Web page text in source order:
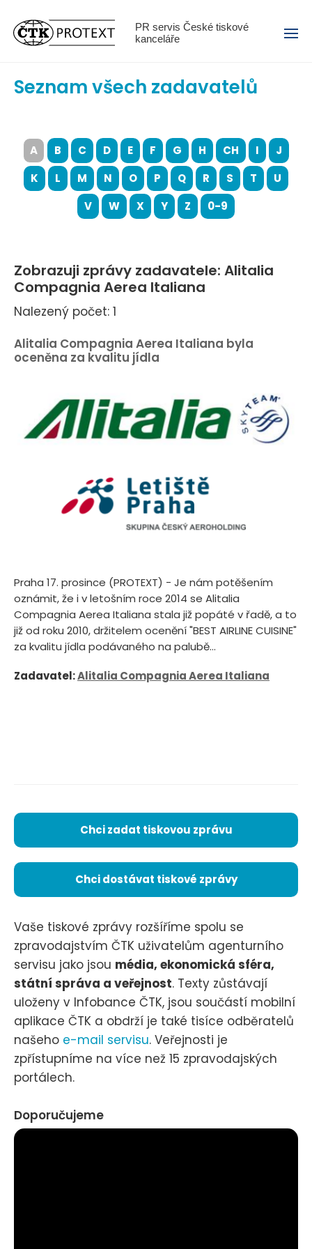
PR servis České tiskové
kanceláře
Menu
Seznam všech zadavatelů
A B C D E F G H CH I
J
K
L M N O P Q R S T
U
V
W X Y Z 0-9
Zobrazuji zprávy zadavatele: Alitalia
Compagnia Aerea Italiana
Nalezený počet: 1
Alitalia Compagnia Aerea Italiana byla
oceněna za kvalitu jídla
Praha 17. prosince (PROTEXT) - Je nám potěšením
oznámit, že i v letošním roce 2014 se Alitalia
Compagnia Aerea Italiana stala již popáté v řadě, a to
již od roku 2010, držitelem ocenění "BEST AIRLINE CUISINE"
za kvalitu jídla podávaného na palubě...
Zadavatel:Alitalia Compagnia Aerea Italiana
Chci zadat tiskovou zprávu
Chci dostávat tiskové zprávy
Vaše tiskové zprávy rozšíříme spolu se
zpravodajstvím ČTK uživatelům agenturního
servisu jako jsou média, ekonomická sféra,
státní správa a veřejnost. Texty zůstávají
uloženy v Infobance ČTK, jsou součástí mobilní
aplikace ČTK a obdrží je také tisíce odběratelů
našeho e-mail servisu. Veřejnosti je
zpřístupníme na více než 15 zpravodajských
portálech.
Doporučujeme